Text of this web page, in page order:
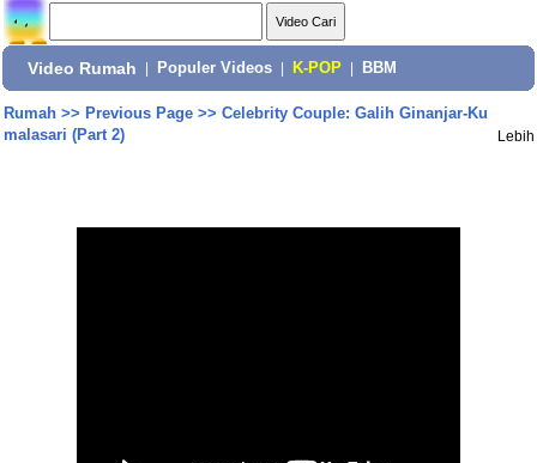
Video Rumah Populer Videos K-POP BBM
Rumah>> Previous Page>> Celebrity Couple: Galih Ginanjar-Ku
malasari (Part 2)
Lebih